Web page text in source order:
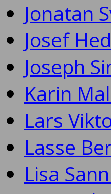
Jonatan
Josef
Joseph
Karin
Lars
Lasse
Lisa